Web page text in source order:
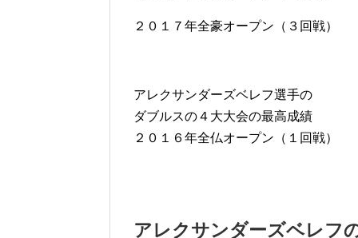
２０１７年全豪オープン（３回戦）
アレクサンダーズベレフ選手の
ダブルスの４大大会の最高成績
２０１６年全仏オープン（１回戦）
アレクサンダーズベレフ